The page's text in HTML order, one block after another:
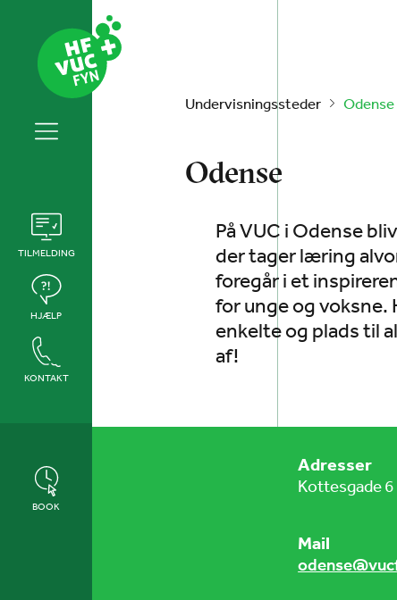
TILMELDING
HJÆLP
KONTAKT
BOOK
Undervisningssteder Odense
Odense
På VUC i Odense
der tager læring
foregår i et
for unge og voksne.
enkelte og plads til
af!
Adresser
Kottesgade 6
Mail